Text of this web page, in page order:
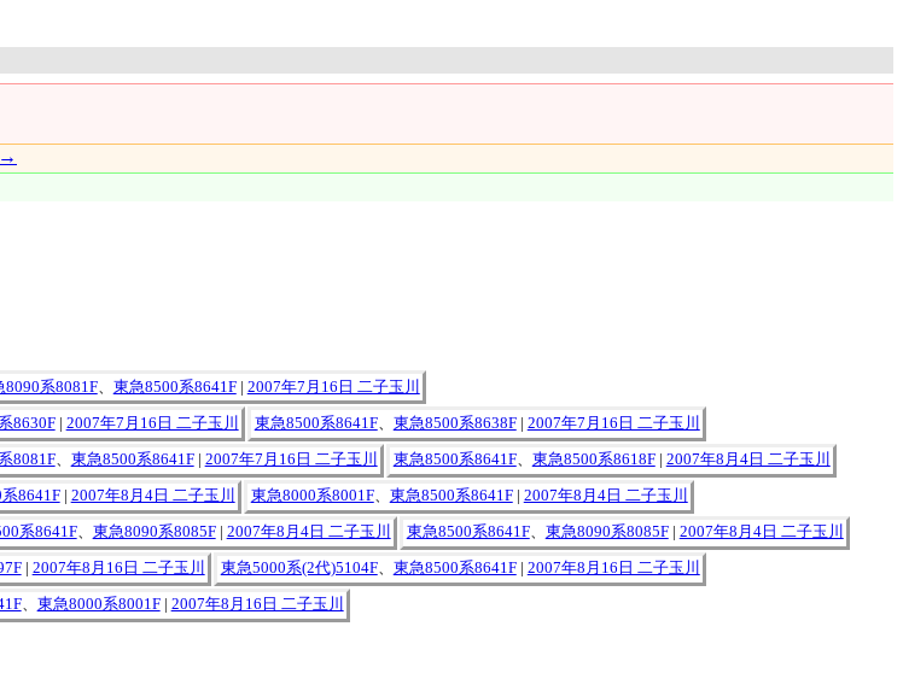
8090系8081F、 東急8500系8641F| 2007年7月16日 二子玉川
8630F| 2007年7月16日 二子玉川 東急8500系8641F、 東急8500系8638F| 2007年7月16日 二子玉川
8081F、 東急8500系8641F| 2007年7月16日 二子玉川 東急8500系8641F、 東急8500系8618F| 2007年8月4日 二子玉川
8641F| 2007年8月4日 二子玉川 東急8000系8001F、 東急8500系8641F| 2007年8月4日 二子玉川
系8641F、 東急8090系8085F| 2007年8月4日 二子玉川 東急8500系8641F、 東急8090系8085F| 2007年8月4日 二子玉川
| 2007年8月16日 二子玉川 東急5000系(2代)5104F、 東急8500系8641F| 2007年8月16日 二子玉川
、 東急8000系8001F| 2007年8月16日 二子玉川